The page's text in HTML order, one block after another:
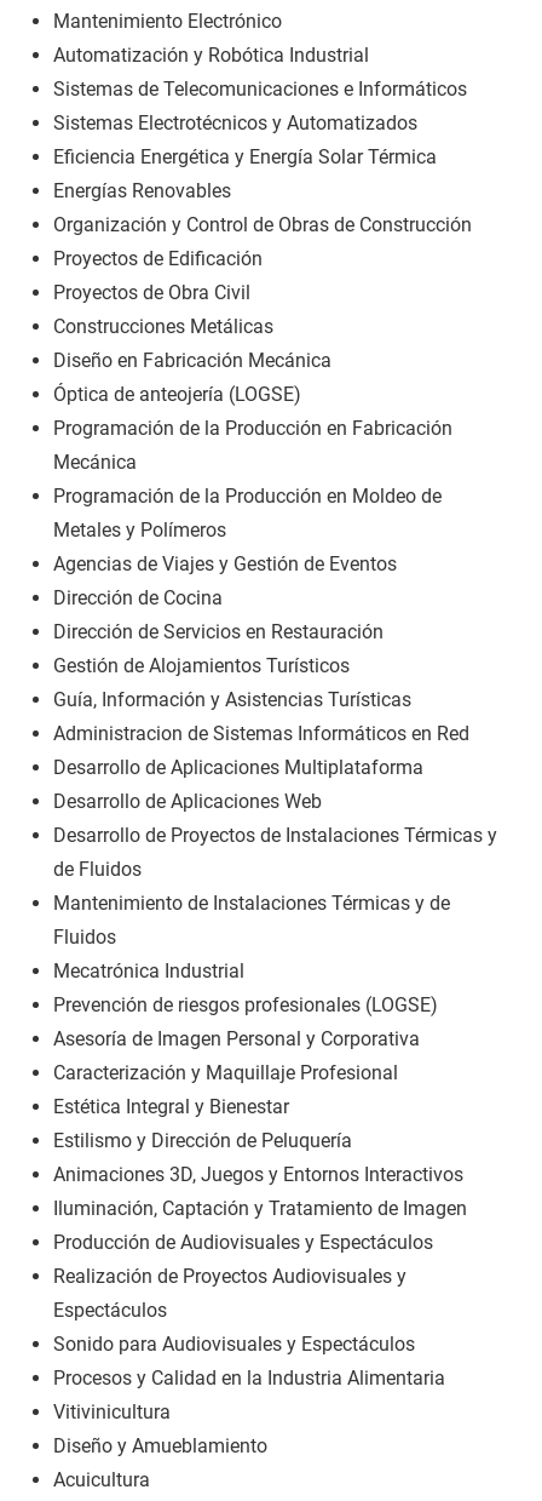
Mantenimiento Electrónico
Automatización y Robótica Industrial
Sistemas de Telecomunicaciones e Informáticos
Sistemas Electrotécnicos y Automatizados
Eficiencia Energética y Energía Solar Térmica
Energías Renovables
Organización y Control de Obras de Construcción
Proyectos de Edificación
Proyectos de Obra Civil
Construcciones Metálicas
Diseño en Fabricación Mecánica
Óptica de anteojería (LOGSE)
Programación de la Producción en Fabricación
Mecánica
Programación de la Producción en Moldeo de
Metales y Polímeros
Agencias de Viajes y Gestión de Eventos
Dirección de Cocina
Dirección de Servicios en Restauración
Gestión de Alojamientos Turísticos
Guía, Información y Asistencias Turísticas
Administracion de Sistemas Informáticos en Red
Desarrollo de Aplicaciones Multiplataforma
Desarrollo de Aplicaciones Web
Desarrollo de Proyectos de Instalaciones Térmicas y
de Fluidos
Mantenimiento de Instalaciones Térmicas y de
Fluidos
Mecatrónica Industrial
Prevención de riesgos profesionales (LOGSE)
Asesoría de Imagen Personal y Corporativa
Caracterización y Maquillaje Profesional
Estética Integral y Bienestar
Estilismo y Dirección de Peluquería
Animaciones 3D, Juegos y Entornos Interactivos
Iluminación, Captación y Tratamiento de Imagen
Producción de Audiovisuales y Espectáculos
Realización de Proyectos Audiovisuales y
Espectáculos
Sonido para Audiovisuales y Espectáculos
Procesos y Calidad en la Industria Alimentaria
Vitivinicultura
Diseño y Amueblamiento
Acuicultura